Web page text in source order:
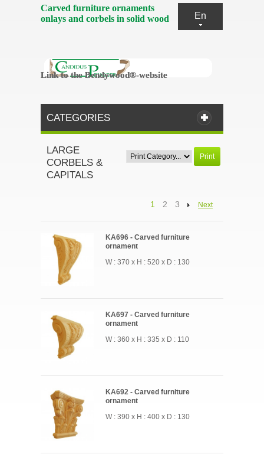
En
Carved furniture ornaments
onlays and corbels in solid wood
Link to the Bendywood®-website
Link to the Bendywood®-website
CATEGORIES
Print
LARGE
CORBELS &
CAPITALS
1 2 3 Next
KA696 - Carved furniture
ornament
W : 370 x H : 520 x D : 130
KA697 - Carved furniture
ornament
W : 360 x H : 335 x D : 110
KA692 - Carved furniture
ornament
W : 390 x H : 400 x D : 130